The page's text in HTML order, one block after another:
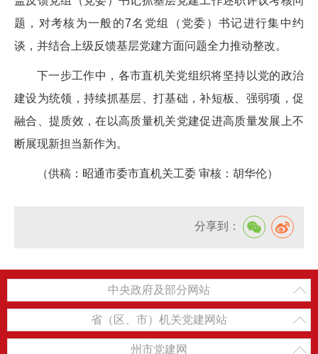
题，对考核为一般的7名党组（党委）书记进行集中约
谈，并结合上级反馈基层党建方面问题全力推动整改。
下一步工作中，各市直机关党组织将坚持以党的政治
建设为统领，持续抓基层、打基础，补短板、强弱项，促
融合、提质效，在以高质量机关党建促进高质量发展上不
断展现新担当新作为。
（供稿：昭通市委市直机关工委 审核：胡华伦）
分享到：
中央政府及部分网站
省（区、市）机关党建网站
州市党建网